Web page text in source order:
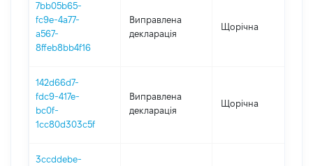
7bb05b65-
fc9e-4a77-
a567-
8ffeb8bb4f16
Виправлена
декларація
Щорічна
142d66d7-
fdc9-417e-
bc0f-
1cc80d303c5f
Виправлена
декларація
Щорічна
3ccddebe-